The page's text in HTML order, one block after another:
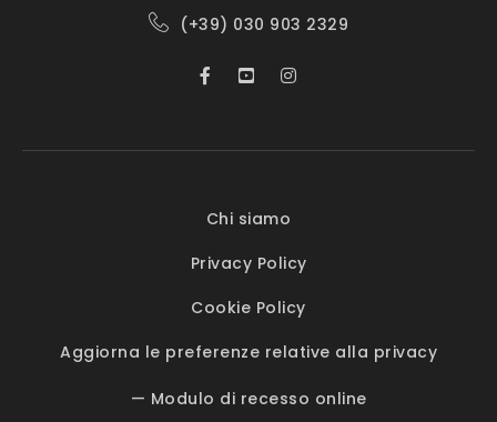
(+39) 030 903 2329
Chi siamo
Privacy Policy
Cookie Policy
Aggiorna le preferenze relative alla privacy
— Modulo di recesso online